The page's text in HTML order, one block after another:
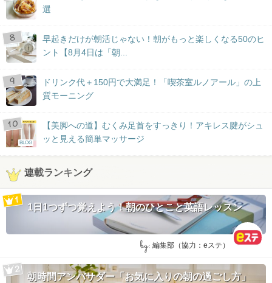
選
早起きだけが朝活じゃない！朝がもっと楽しくなる50のヒ
ント【8月4日は「朝...
ドリンク代＋150円で大満足！「喫茶室ルノアール」の上
質モーニング
BLOG
【美脚への道】むくみ足首をすっきり！アキレス腱がシュ
ッと見える簡単マッサージ
連載ランキング
1日1つずつ覚えよう！朝のひとこと英語レッスン
by: 編集部（協力：eステ）
朝時間アンバサダー「お気に入りの朝の過ごし方」